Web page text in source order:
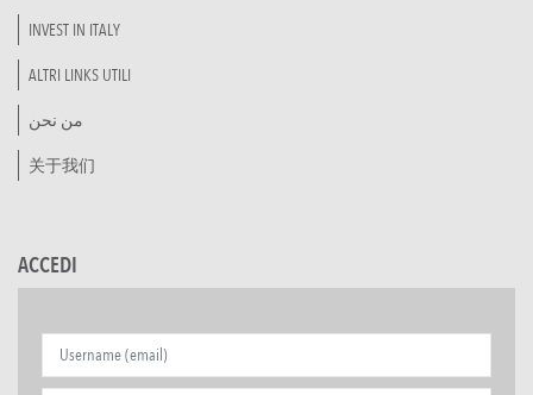
INVEST IN ITALY
ALTRI LINKS UTILI
من نحن
关于我们
ACCEDI